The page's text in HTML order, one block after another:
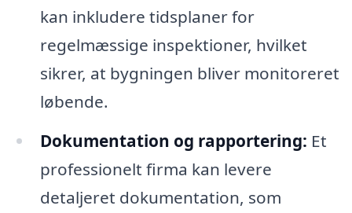
kan inkludere tidsplaner for
regelmæssige inspektioner, hvilket
sikrer, at bygningen bliver monitoreret
løbende.
Dokumentation og rapportering: Et
professionelt firma kan levere
detaljeret dokumentation, som